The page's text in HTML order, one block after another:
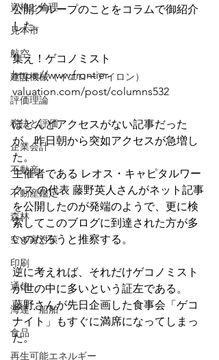
資格と倫理
見本市
航空
建設機械（イエローアイロン）
評価理論
税法と評価
企業会計
不動産
不動産鑑定
森林
空き家対策
印刷
通信
海運・船舶
食品
再生可能エネルギー
公開グループのことをコラムで御紹介
した。
集え！ゲコノミスト
https://www.frontier-
valuation.com/post/columns532
ほとんどアクセスがない記事だった
が、昨日朝から突如アクセスが急増し
た。
主催者である レオス・キャピタルワー
クス の代表 藤野英人さんがネット記事
を公開したのが発端のようで、更に検
索してこのブログに到達された方が多
いのだろうと推察する。
逆に考えれば、それだけゲコノミスト
が世の中に多いという証左である。
藤野さんが先日企画した食事会「ゲコ
ナイト」もすぐに満席になってしまっ
た。